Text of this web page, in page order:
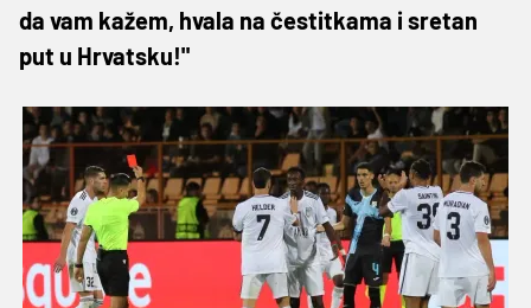
da vam kažem, hvala na čestitkama i sretan
put u Hrvatsku!"